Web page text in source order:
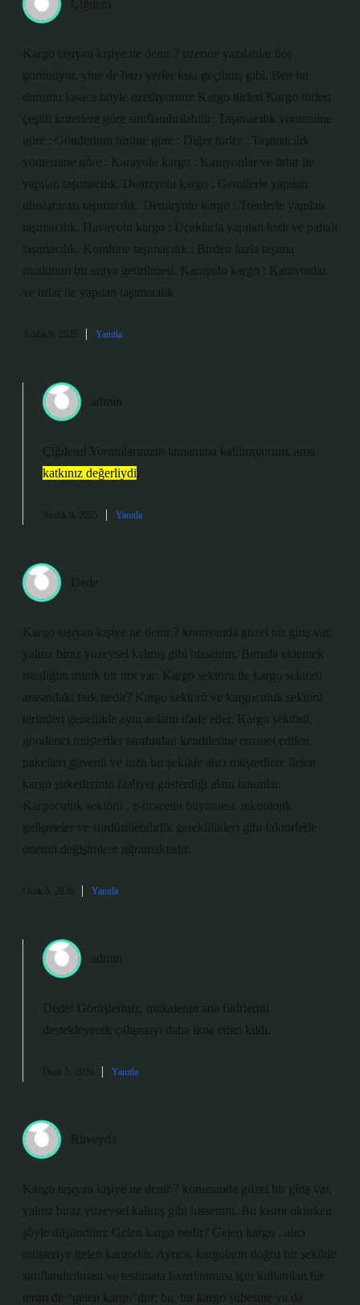
Çiğdem
Kargo taşıyan kişiye ne denir ? üzerine yazılanlar hoş
görünüyor, yine de bazı yerler kısa geçilmiş gibi. Ben bu
durumu kısaca böyle özetliyorum: Kargo türleri Kargo türleri
çeşitli kriterlere göre sınıflandırılabilir: Taşımacılık yöntemine
göre : Gönderinin türüne göre : Diğer türler : Taşımacılık
yöntemine göre : Karayolu kargo : Kamyonlar ve tırlar ile
yapılan taşımacılık. Denizyolu kargo : Gemilerle yapılan
uluslararası taşımacılık. Demiryolu kargo : Trenlerle yapılan
taşımacılık. Havayolu kargo : Uçaklarla yapılan hızlı ve pahalı
taşımacılık. Kombine taşımacılık : Birden fazla taşıma
modunun bir araya getirilmesi. Karayolu kargo : Kamyonlar
ve tırlar ile yapılan taşımacılık.
Aralık 9, 2025 Yanıtla
admin
Çiğdem! Yorumlarınızın tamamına katılmıyorum, ama
katkınız değerliydi
Aralık 9, 2025 Yanıtla
Dede
Kargo taşıyan kişiye ne denir ? konusunda güzel bir giriş var,
yalnız biraz yüzeysel kalmış gibi hissettim. Burada eklemek
istediğim minik bir not var: Kargo sektörü ile kargo sektörü
arasındaki fark nedir? Kargo sektörü ve kargoculuk sektörü
terimleri genellikle aynı anlamı ifade eder. Kargo sektörü,
gönderici müşteriler tarafından kendilerine emanet edilen
paketleri güvenli ve hızlı bir şekilde alıcı müşterilere ileten
kargo şirketlerinin faaliyet gösterdiği alanı tanımlar.
Kargoculuk sektörü , e-ticaretin büyümesi, teknolojik
gelişmeler ve sürdürülebilirlik gereklilikleri gibi faktörlerle
önemli değişimlere uğramaktadır.
Ocak 5, 2026 Yanıtla
admin
Dede! Görüşleriniz, makalenin ana fikirlerini
destekleyerek çalışmayı daha ikna edici kıldı.
Ocak 5, 2026 Yanıtla
Rüveyda
Kargo taşıyan kişiye ne denir ? konusunda güzel bir giriş var,
yalnız biraz yüzeysel kalmış gibi hissettim. Bu kısmı okurken
şöyle düşündüm: Gelen kargo nedir? Gelen kargo , alıcı
müşteriye gelen kargodur. Ayrıca, kargoların doğru bir şekilde
sınıflandırılması ve teslimata hazırlanması için kullanılan bir
terim de “gelen kargo”dur; bu, bir kargo şubesine ya da